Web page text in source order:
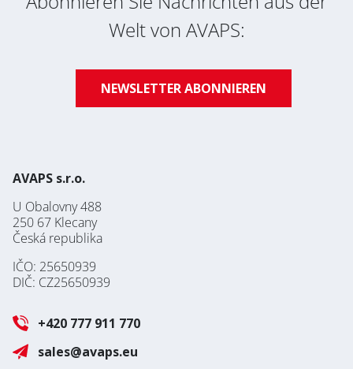
Welt von AVAPS:
NEWSLETTER ABONNIEREN
AVAPS s.r.o.
U Obalovny 488
250 67 Klecany
Česká republika
IČO: 25650939
DIČ: CZ25650939
+420 777 911 770
sales@avaps.eu